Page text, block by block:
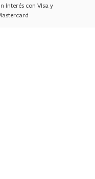
interés con Visa y